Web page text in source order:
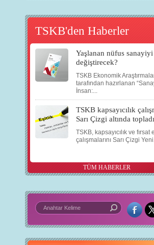
TSKB'den Haberler
Yaşlanan nüfus sanayiyi
değiştirecek?
TSKB Ekonomik
tarafından hazırlanan
İnsan:...
TSKB kapsayıcılık
Sarı Çizgi altında topladı
TSKB, kapsayıcılık ve fırsat
çalışmalarını Sarı Çizgi
TÜM HABERLER